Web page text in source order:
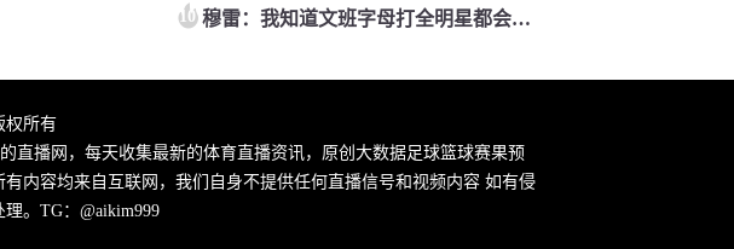
10 穆雷：我知道文班字母打全明星都会全力以赴 我也想成为其中之一
权所有
直播网，每天收集最新的体育直播资讯，原创大数据足球篮球赛果预
内容均来自互联网，我们自身不提供任何直播信号和视频内容 如有侵
。TG：@aikim999